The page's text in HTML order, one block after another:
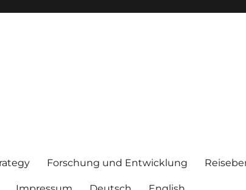
Forschung und Entwicklung